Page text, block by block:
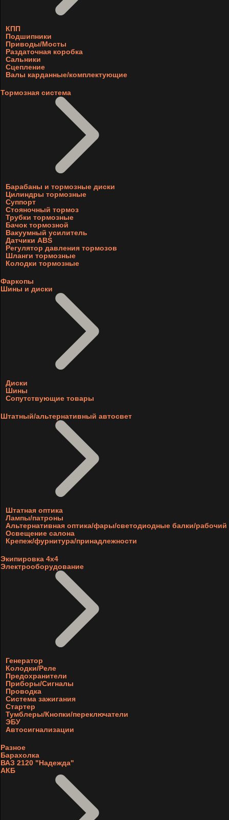
КПП
Подшипники
Приводы/Мосты
Раздаточная коробка
Сальники
Сцепление
Валы карданные/комплектующие
Тормозная система
Барабаны и тормозные диски
Цилиндры тормозные
Суппорт
Стояночный тормоз
Трубки тормозные
Бачок тормозной
Вакуумный усилитель
Датчики ABS
Регулятор давления тормозов
Шланги тормозные
Колодки тормозные
Фаркопы
Шины и диски
Диски
Шины
Сопутствующие товары
Штатный/альтернативный автосвет
Штатная оптика
Лампы/патроны
Альтернативная оптика/фары/светодиодные балки/рабочий
Освещение салона
Крепеж/фурнитура/принадлежности
Экипировка 4х4
Электрооборудование
Генератор
Колодки/Реле
Предохранители
Приборы/Сигналы
Проводка
Система зажигания
Стартер
Тумблеры/Кнопки/переключатели
ЭБУ
Автосигнализации
Разное
Барахолка
ВАЗ 2120 "Надежда"
АКБ